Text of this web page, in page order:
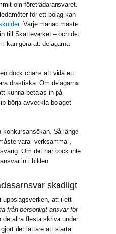
om företrädaransvaret.
för ett bolag kan
. Varje månad måste
till Skatteverket – och det
kan göra att delägarna
dock chans att vida ett
drastiska. Om delägarna
kunna betalas in på
börja avveckla bolaget
konkursansökan. Så länge
vara ”verksamma”,
Om det här dock inte
in i bilden.
skadligt
uppslagsverken, att i ett
från personligt ansvar för
de allra flesta skriva under
det lättare att starta